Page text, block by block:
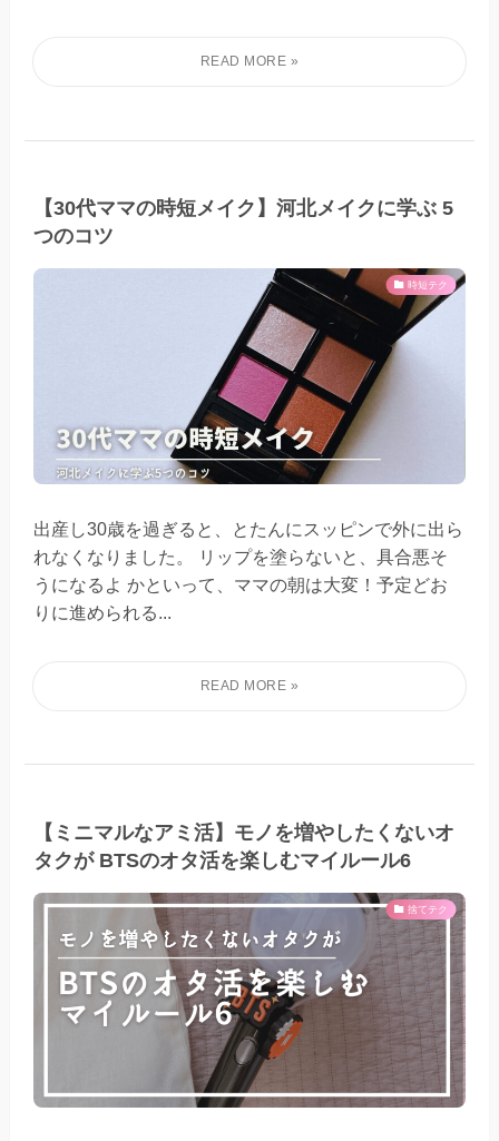
【30代ママの時短メイク】河北メイクに学ぶ 5
つのコツ
時短テク
出産し30歳を過ぎると、とたんにスッピンで外に出ら
れなくなりました。 リップを塗らないと、具合悪そ
うになるよ かといって、ママの朝は大変！予定どお
りに進められる...
【ミニマルなアミ活】モノを増やしたくないオ
タクが BTSのオタ活を楽しむマイルール6
捨てテク